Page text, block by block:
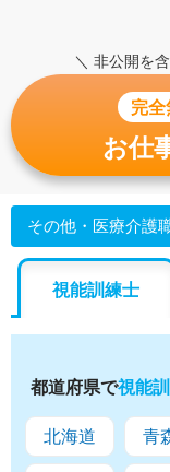
＼ 非公開を
完全
お仕
その他・医療介護
視能訓練士
都道府県で視能
北海道 青